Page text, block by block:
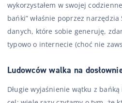
wykorzystałem w swojej
bańki” właśnie poprzez
danych, które sobie generuję,
typowo o internecie (choć nie
Ludowców walka na
Długie wyjaśnienie wątku z